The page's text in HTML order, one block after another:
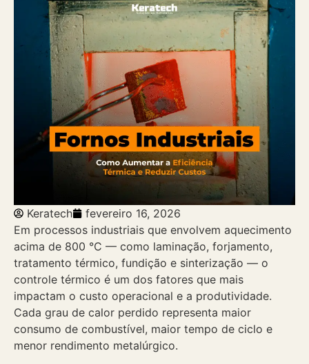
Keratech
fevereiro 16, 2026
Em processos industriais que envolvem aquecimento
acima de 800 °C — como laminação, forjamento,
tratamento térmico, fundição e sinterização — o
controle térmico é um dos fatores que mais
impactam o custo operacional e a produtividade.
Cada grau de calor perdido representa maior
consumo de combustível, maior tempo de ciclo e
menor rendimento metalúrgico.